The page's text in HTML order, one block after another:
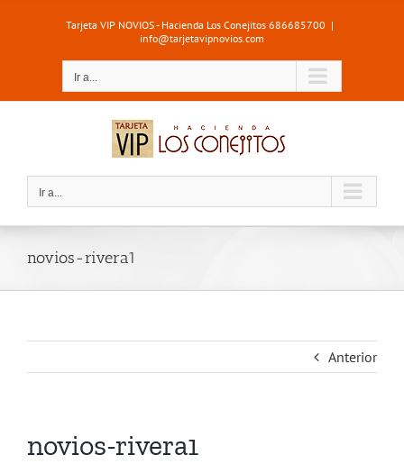
Tarjeta VIP NOVIOS - Hacienda Los Conejitos 686685700 |
info@tarjetavipnovios.com
Ir a...
Ir a...
novios-rivera1
Anterior
novios-rivera1